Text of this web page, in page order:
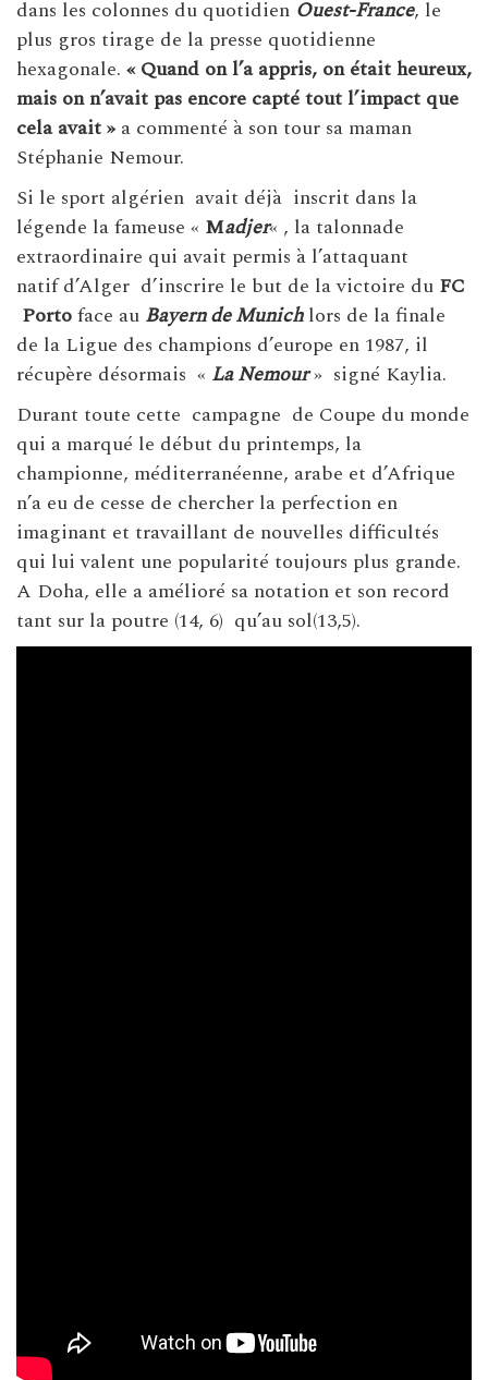
dans les colonnes du quotidien Ouest-France, le
plus gros tirage de la presse quotidienne
hexagonale. « Quand on l’a appris, on était heureux,
mais on n’avait pas encore capté tout l’impact que
cela avait » a commenté à son tour sa maman
Stéphanie Nemour.
Si le sport algérien avait déjà inscrit dans la
légende la fameuse « Madjer« , la talonnade
extraordinaire qui avait permis à l’attaquant
natif d’Alger d’inscrire le but de la victoire du FC
Portoface au Bayern de Munichlors de la finale
de la Ligue des champions d’europe en 1987, il
récupère désormais « La Nemour» signé Kaylia.
Durant toute cette campagne de Coupe du monde
qui a marqué le début du printemps, la
championne, méditerranéenne, arabe et d’Afrique
n’a eu de cesse de chercher la perfection en
imaginant et travaillant de nouvelles difficultés
qui lui valent une popularité toujours plus grande.
A Doha, elle a amélioré sa notation et son record
tant sur la poutre (14, 6) qu’au sol(13,5).